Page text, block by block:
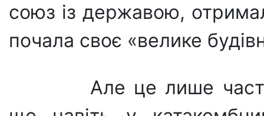
союз із державою,
почала своє «велике
Але це лише